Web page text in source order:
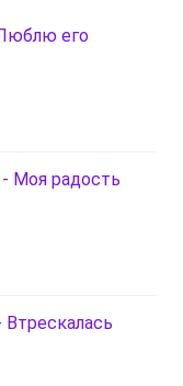
его
Моя радость